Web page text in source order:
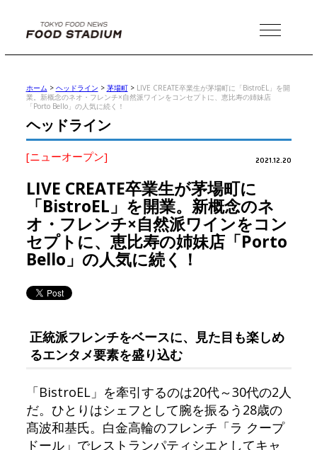
MENU
ホーム > ヘッドライン > 茅場町> LIVE CREATE卒業生が茅場町に「BistroEL」を開
業。新概念のネオ・フレンチ×自然派ワインをコンセプトに、恵比寿の姉妹店
「Porto Bello」の人気に続く！
ヘッドライン
[ニューオープン] 2021.12.20
LIVE CREATE卒業生が茅場町に
「BistroEL」を開業。新概念のネ
オ・フレンチ×自然派ワインをコン
セプトに、恵比寿の姉妹店「Porto
Bello」の人気に続く！
正統派フレンチをベースに、見た目も楽しめ
るエンタメ要素を盛り込む
「BistroEL」を牽引するのは20代～30代の2人
だ。ひとりはシェフとして腕を振るう28歳の
髙波和基氏。白金高輪のフレンチ「ラ クープ
ドール」でレストランパティシエとしてキャ